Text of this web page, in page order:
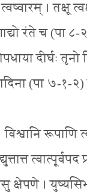
। तक्षू
रंते च (पा ८-
दीर्घः तृनो
(पा ७-१-
रूपाणि
त्वात्पूर्वपद
क्षेपणे ।